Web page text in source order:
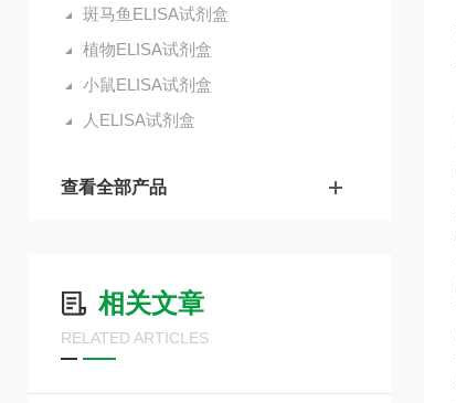
斑马鱼ELISA试剂盒
植物ELISA试剂盒
小鼠ELISA试剂盒
人ELISA试剂盒
查看全部产品
相关文章
RELATED ARTICLES